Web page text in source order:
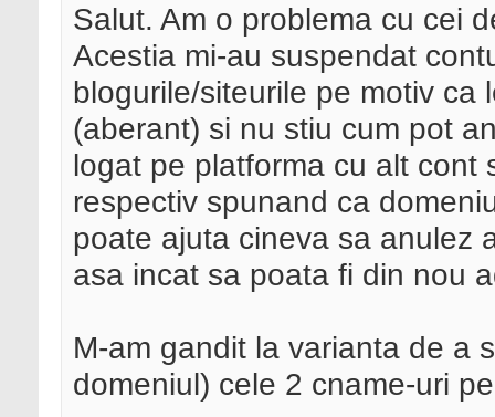
Salut. Am o problema cu cei
Acestia mi-au suspendat
blogurile/siteurile pe motiv ca
(aberant) si nu stiu cum pot
logat pe platforma cu alt cont
respectiv spunand ca
poate ajuta cineva sa anulez
asa incat sa poata fi din nou
M-am gandit la varianta de a
domeniul) cele 2 cname-uri